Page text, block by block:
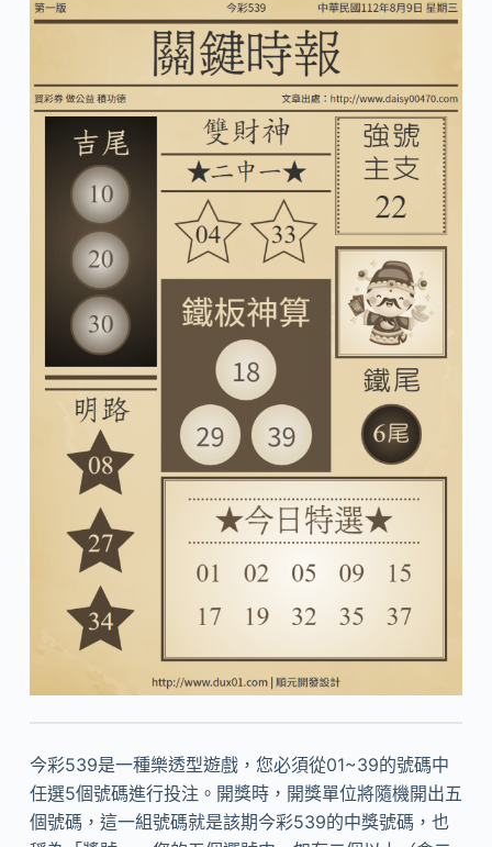
今彩539是一種樂透型遊戲，您必須從01~39的號碼中
任選5個號碼進行投注。開獎時，開獎單位將隨機開出五
個號碼，這一組號碼就是該期今彩539的中獎號碼，也